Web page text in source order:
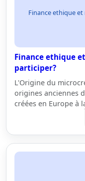
Finance ethique
Finance ethique
participer?
L'Origine du
origines anciennes
créées en Europe à